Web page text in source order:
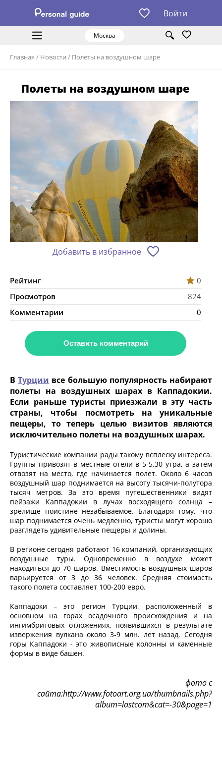
Войти
Москва
Главная / Новости / Полеты на воздушном шаре
Полеты на воздушном шаре
Добавить в избранное
Рейтинг
0
Просмотров
824
Комментарии
0
Оставить комментарий
ВТурции все большую популярность набирают
полеты на воздушных шарах в Каппадокии.
Если раньше туристы приезжали в эту часть
страны, чтобы посмотреть на уникальные
пещеры, то теперь целью визитов являются
исключительно полеты на воздушных шарах.
Туристические компании рады такому всплеску интереса.
Группы привозят в местные отели в 5-5.30 утра, а затем
отвозят на место, где начинается полет. Около 6 часов
воздушный шар поднимается на высоту тысячи-полутора
тысяч метров. За это время путешественники видят
пейзажи Каппадокии в лучах восходящего солнца –
зрелище поистине незабываемое. Благодаря тому, что
шар поднимается очень медленно, туристы могут хорошо
разглядеть удивительные пещеры и долины.
В регионе сегодня работают 16 компаний, организующих
воздушные туры. Одновременно в воздухе может
находиться до 70 шаров. Вместимость воздушных шаров
варьируется от 3 до 36 человек. Средняя стоимость
такого полета составляет 100-200 евро.
Каппадоки – это регион Турции, расположенный в
основном на горах осадочного происхождения и на
ингимбритовых отложениях, появившихся в результате
извержения вулкана около 3-9 млн. лет назад. Сегодня
горы Каппадоки - это живописные колонны и каменные
формы в виде башен.
фото с
сайта:http://www.fotoart.org.ua/thumbnails.php?
album=lastcom&cat=-30&page=1